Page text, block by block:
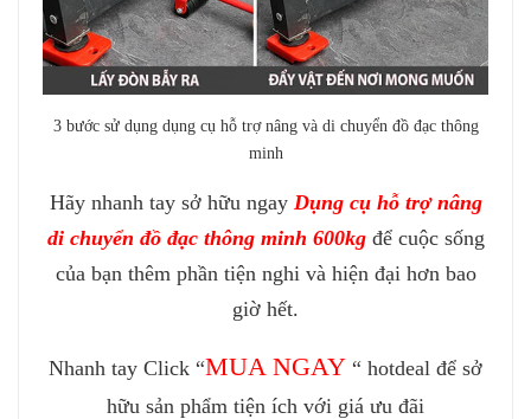
3 bước sử dụng dụng cụ hỗ trợ nâng và di chuyển đồ đạc thông
minh
Hãy nhanh tay sở hữu ngay Dụng cụ hỗ trợ nâng
di chuyển đồ đạc thông minh 600kgđể cuộc sống
của bạn thêm phần tiện nghi và hiện đại hơn bao
giờ hết.
Nhanh tay Click “MUA NGAY “ hotdeal để sở
hữu sản phẩm tiện ích với giá ưu đãi